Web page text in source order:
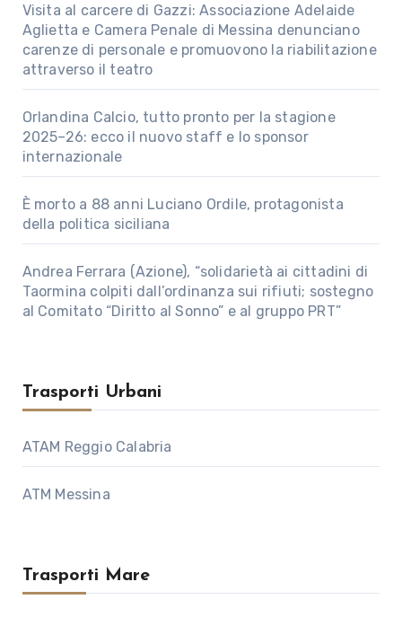
Visita al carcere di Gazzi: Associazione Adelaide
Aglietta e Camera Penale di Messina denunciano
carenze di personale e promuovono la riabilitazione
attraverso il teatro
Orlandina Calcio, tutto pronto per la stagione
2025–26: ecco il nuovo staff e lo sponsor
internazionale
È morto a 88 anni Luciano Ordile, protagonista
della politica siciliana
Andrea Ferrara (Azione), “solidarietà ai cittadini di
Taormina colpiti dall’ordinanza sui rifiuti; sostegno
al Comitato “Diritto al Sonno” e al gruppo PRT”
Trasporti Urbani
ATAM Reggio Calabria
ATM Messina
Trasporti Mare